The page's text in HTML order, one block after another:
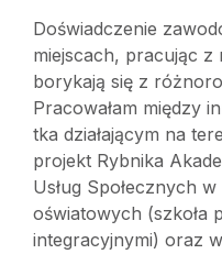
Doświadczenie
miejscach, pracując
borykają się z
Pracowałam między
tka działającym na
projekt Rybnika
Usług Społecznych
oświatowych (szkoła
integracyjnymi) oraz